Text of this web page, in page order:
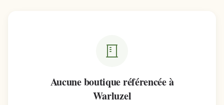
Aucune boutique référencée à
Warluzel